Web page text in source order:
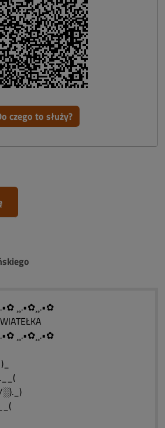
czego to służy?
¸¸.•✿¸¸.•✿
¸¸.•✿¸¸.•✿